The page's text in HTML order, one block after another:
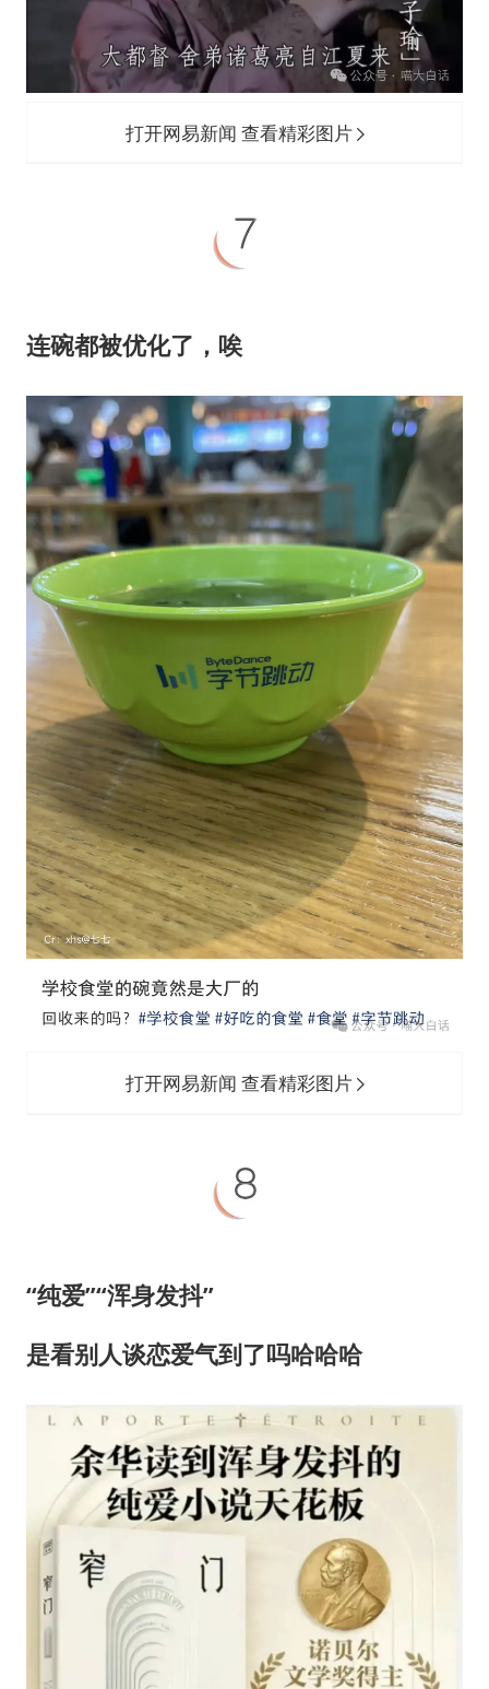
打开网易新闻 查看精彩图片
连碗都被优化了，唉
打开网易新闻 查看精彩图片
“纯爱”“浑身发抖”
是看别人谈恋爱气到了吗哈哈哈